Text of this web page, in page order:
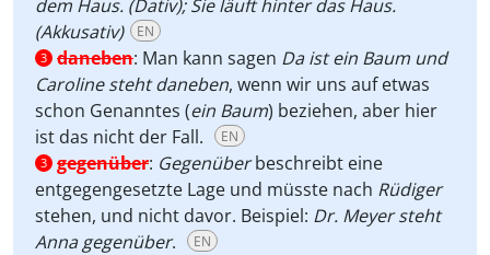
dem Haus. (Dativ); Sie läuft hinter das Haus.
(Akkusativ)
EN
3 daneben: Man kann sagen Da ist ein Baum und
Caroline steht daneben, wenn wir uns auf etwas
schon Genanntes (ein Baum) beziehen, aber hier
ist das nicht der Fall.
EN
3 gegenüber: Gegenüberbeschreibt eine
entgegengesetzte Lage und müsste nach Rüdiger
stehen, und nicht davor. Beispiel: Dr. Meyer steht
Anna gegenüber. EN